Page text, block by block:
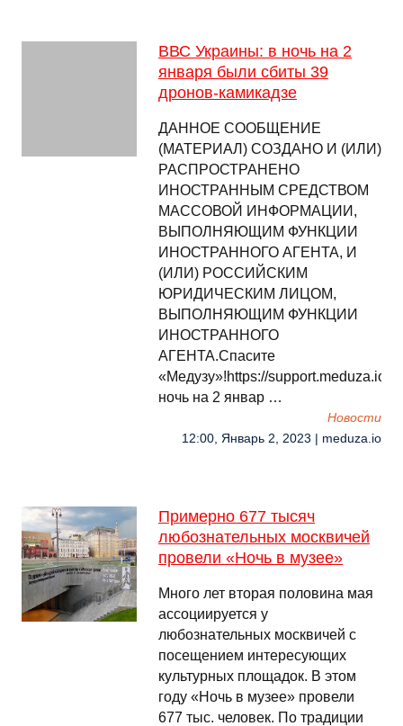
ВВС Украины: в ночь на 2
января были сбиты 39
дронов-камикадзе
ДАННОЕ СООБЩЕНИЕ
(МАТЕРИАЛ) СОЗДАНО И (ИЛИ)
РАСПРОСТРАНЕНО
ИНОСТРАННЫМ СРЕДСТВОМ
МАССОВОЙ ИНФОРМАЦИИ,
ВЫПОЛНЯЮЩИМ ФУНКЦИИ
ИНОСТРАННОГО АГЕНТА, И
(ИЛИ) РОССИЙСКИМ
ЮРИДИЧЕСКИМ ЛИЦОМ,
ВЫПОЛНЯЮЩИМ ФУНКЦИИ
ИНОСТРАННОГО
АГЕНТА.Спасите
«Медузу»!https://support.meduza.ioВ
ночь на 2 январ …
Новости
12:00, Январь 2, 2023 | meduza.io
Примерно 677 тысяч
любознательных москвичей
провели «Ночь в музее»
Много лет вторая половина мая
ассоциируется у
любознательных москвичей с
посещением интересующих
культурных площадок. В этом
году «Ночь в музее» провели
677 тыс. человек. По традиции